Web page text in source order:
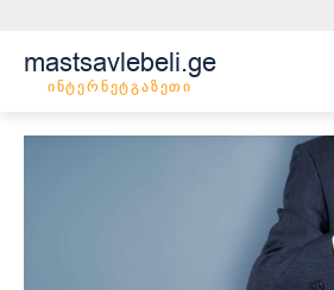
mastsavlebeli.ge
ინტერნეტგაზეთი